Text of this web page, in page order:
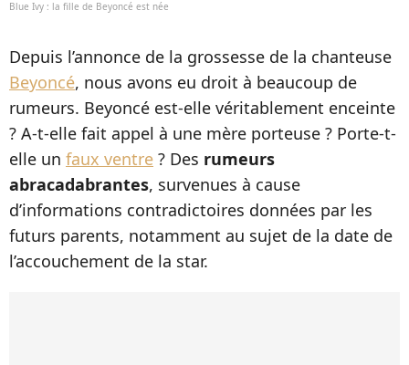
Blue Ivy : la fille de Beyoncé est née
Depuis l’annonce de la grossesse de la chanteuse
Beyoncé, nous avons eu droit à beaucoup de
rumeurs. Beyoncé est-elle véritablement enceinte
? A-t-elle fait appel à une mère porteuse ? Porte-t-
elle un faux ventre ? Des rumeurs
abracadabrantes, survenues à cause
d’informations contradictoires données par les
futurs parents, notamment au sujet de la date de
l’accouchement de la star.